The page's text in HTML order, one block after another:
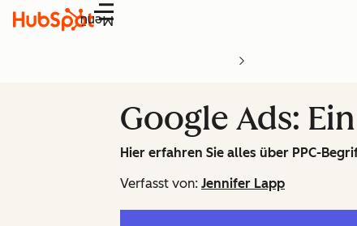
Menü
Google Ads:
Hier erfahren Sie alles über PPC-
Verfasst von: Jennifer Lapp